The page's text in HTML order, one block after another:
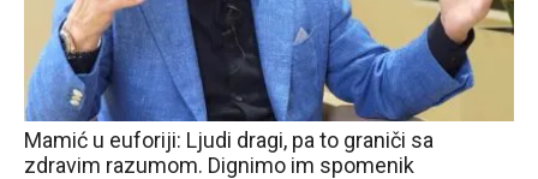
Mamić u euforiji: Ljudi dragi, pa to graniči sa
zdravim razumom. Dignimo im spomenik